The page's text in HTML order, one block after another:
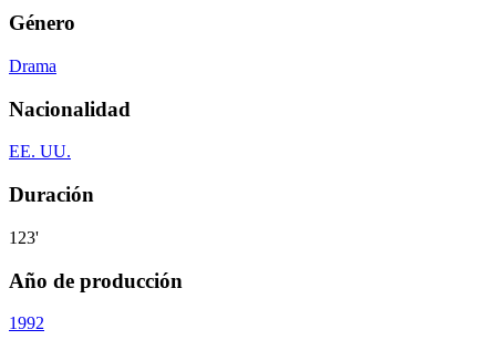
Género
Drama
Nacionalidad
EE. UU.
Duración
123'
Año de producción
1992